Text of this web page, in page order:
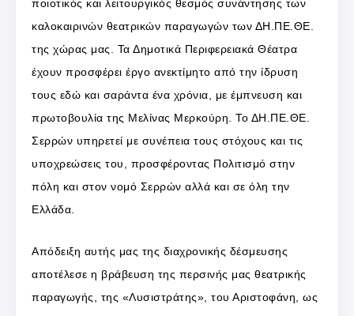
ποιοτικός και λειτουργικός θεσμός συνάντησης των
καλοκαιρινών θεατρικών παραγωγών των ΔΗ.ΠΕ.ΘΕ.
της χώρας μας. Τα Δημοτικά Περιφερειακά Θέατρα
έχουν προσφέρει έργο ανεκτίμητο από την ίδρυση
τους εδώ και σαράντα ένα χρόνια, με έμπνευση και
πρωτοβουλία της Μελίνας Μερκούρη. Το ΔΗ.ΠΕ.ΘΕ.
Σερρών υπηρετεί με συνέπεια τους στόχους και τις
υποχρεώσεις του, προσφέροντας Πολιτισμό στην
πόλη και στον νομό Σερρών αλλά και σε όλη την
Ελλάδα.
Απόδειξη αυτής μας της διαχρονικής δέσμευσης
αποτέλεσε η βράβευση της περσινής μας θεατρικής
παραγωγής, της «Λυσιστράτης», του Αριστοφάνη, ως